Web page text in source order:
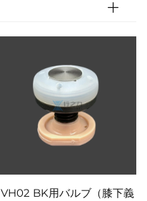
VH02 BK用バルブ（膝下義